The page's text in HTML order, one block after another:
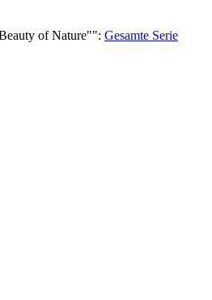
of Nature"": Gesamte Serie